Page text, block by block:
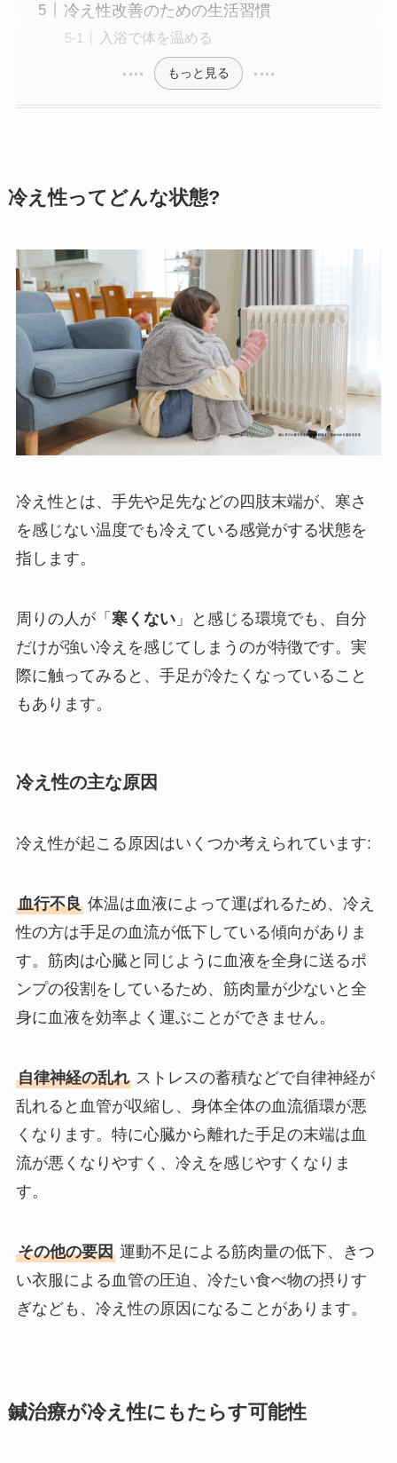
冷え性改善のための生活習慣
入浴で体を温める
もっと見る
冷え性ってどんな状態?
冷え性とは、手先や足先などの四肢末端が、寒さ
を感じない温度でも冷えている感覚がする状態を
指します。
周りの人が「 寒くない」と感じる環境でも、自分
だけが強い冷えを感じてしまうのが特徴です。実
際に触ってみると、手足が冷たくなっていること
もあります。
冷え性の主な原因
冷え性が起こる原因はいくつか考えられています:
血行不良体温は血液によって運ばれるため、冷え
性の方は手足の血流が低下している傾向がありま
す。筋肉は心臓と同じように血液を全身に送るポ
ンプの役割をしているため、筋肉量が少ないと全
身に血液を効率よく運ぶことができません。
自律神経の乱れストレスの蓄積などで自律神経が
乱れると血管が収縮し、身体全体の血流循環が悪
くなります。特に心臓から離れた手足の末端は血
流が悪くなりやすく、冷えを感じやすくなりま
す。
その他の要因運動不足による筋肉量の低下、きつ
い衣服による血管の圧迫、冷たい食べ物の摂りす
ぎなども、冷え性の原因になることがあります。
鍼治療が冷え性にもたらす可能性